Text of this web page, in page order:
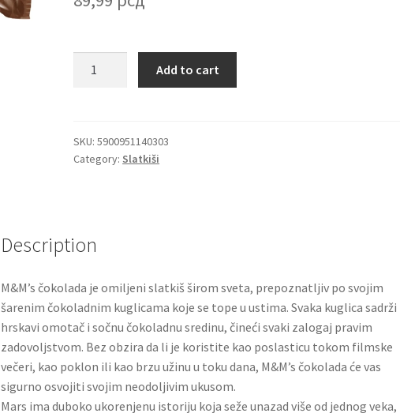
u
praktičnom
quantity
Add to cart
SKU:5900951140303
Category: Slatkiši
Description
M&M’s čokolada je omiljeni slatkiš širom sveta, prepoznatljiv po svojim
šarenim čokoladnim kuglicama koje se tope u ustima. Svaka kuglica sadrži
hrskavi omotač i sočnu čokoladnu sredinu, čineći svaki zalogaj pravim
zadovoljstvom. Bez obzira da li je koristite kao poslasticu tokom filmske
večeri, kao poklon ili kao brzu užinu u toku dana, M&M’s čokolada će vas
sigurno osvojiti svojim neodoljivim ukusom.
Mars ima duboko ukorenjenu istoriju koja seže unazad više od jednog veka,